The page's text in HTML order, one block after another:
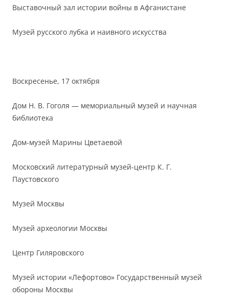
Выставочный зал истории войны в Афганистане
Музей русского лубка и наивного искусства
Воскресенье, 17 октября
Дом Н. В. Гоголя — мемориальный музей и научная
библиотека
Дом-музей Марины Цветаевой
Московский литературный музей-центр К. Г.
Паустовского
Музей Москвы
Музей археологии Москвы
Центр Гиляровского
Музей истории «Лефортово» Государственный музей
обороны Москвы